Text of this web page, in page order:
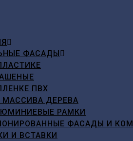
ФАСАДЫ
ПВХ
МАССИВА ДЕРЕВА
РАМКИ
ФАСАДЫ И
И ВСТАВКИ